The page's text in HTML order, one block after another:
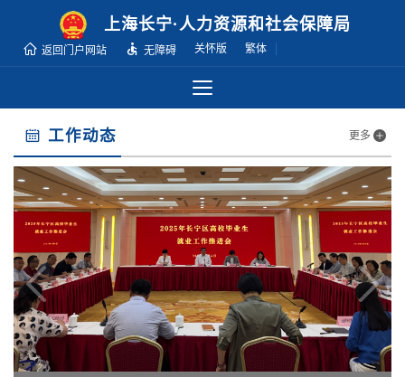
上海长宁·人力资源和社会保障局
返回门户网站 无障碍 关怀版 繁体
工作动态 更多